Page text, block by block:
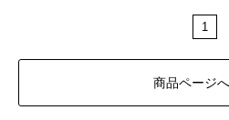
1
商品ページ